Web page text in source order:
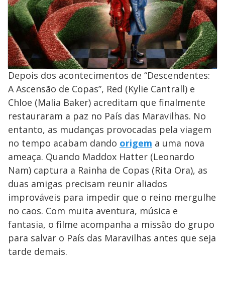
Depois dos acontecimentos de “Descendentes:
A Ascensão de Copas”, Red (Kylie Cantrall) e
Chloe (Malia Baker) acreditam que finalmente
restauraram a paz no País das Maravilhas. No
entanto, as mudanças provocadas pela viagem
no tempo acabam dando origem a uma nova
ameaça. Quando Maddox Hatter (Leonardo
Nam) captura a Rainha de Copas (Rita Ora), as
duas amigas precisam reunir aliados
improváveis para impedir que o reino mergulhe
no caos. Com muita aventura, música e
fantasia, o filme acompanha a missão do grupo
para salvar o País das Maravilhas antes que seja
tarde demais.